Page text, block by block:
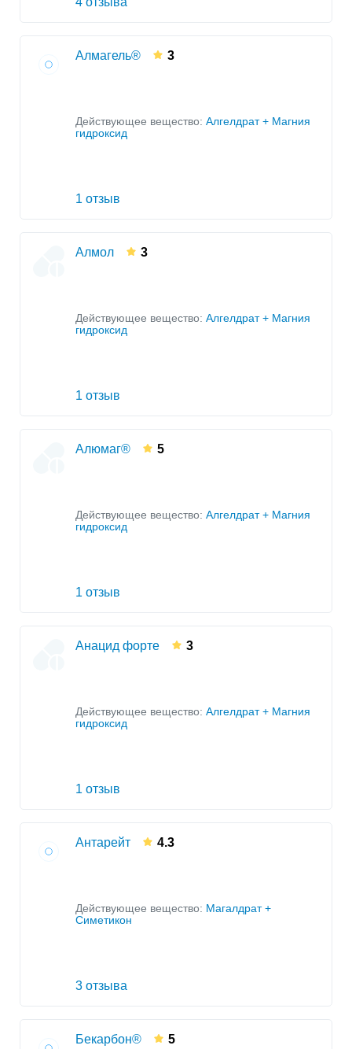
Алмагель® 3
Действующее вещество: Алгелдрат + Магния
гидроксид
1 отзыв
Алмол 3
Действующее вещество: Алгелдрат + Магния
гидроксид
1 отзыв
Алюмаг® 5
Действующее вещество: Алгелдрат + Магния
гидроксид
1 отзыв
Анацид форте 3
Действующее вещество: Алгелдрат + Магния
гидроксид
1 отзыв
Антарейт 4.3
Действующее вещество: Магалдрат +
Симетикон
3 отзыва
Бекарбон® 5